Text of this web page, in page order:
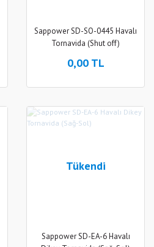
Sappower SD-SO-0445 Havalı
Tornavida (Shut off)
0,00 TL
Tükendi
Sappower SD-EA-6 Havalı